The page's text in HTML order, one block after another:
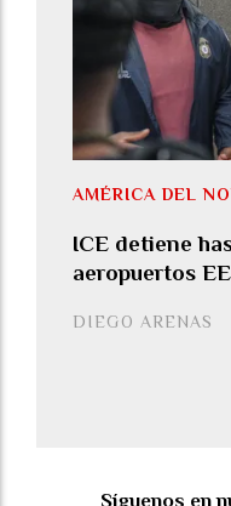
ICE detiene
aeropuertos
DIEGO ARENAS
AMÉRICA DEL
Síguenos en